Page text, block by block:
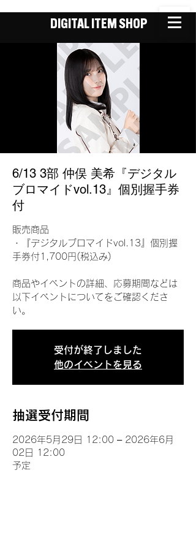
DIGITAL ITEM SHOP
6/13 3部 仲俣 美希『デジタル
ブロマイドvol.13』個別握手券
付
販売商品
・『デジタルブロマイドvol.13』個別握
手券付1,700円(税込み)
商品やイベントの詳細、応募期間などは
以下イベントについてをご確認くださ
い。
受付が終了しました
他のイベントを見る
抽選受付期間
2026年5月29日 12:00 – 2026年6月
02日 12:00
予定